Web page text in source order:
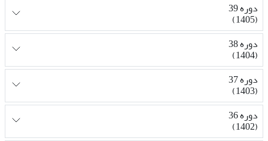
دوره 39
(1405)
دوره 38
(1404)
دوره 37
(1403)
دوره 36
(1402)